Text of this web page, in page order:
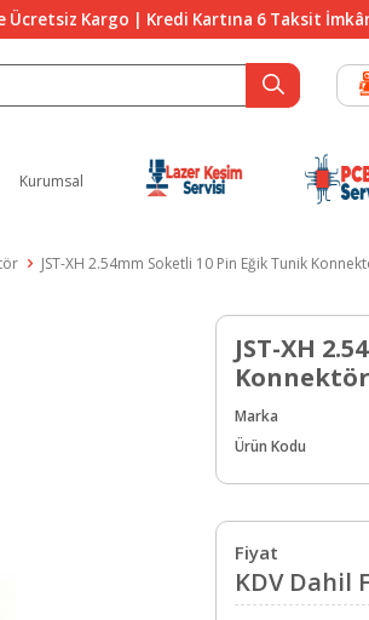
Ücretsiz Kargo | Kredi Kartına 6 Taksit
Kurumsal
JST-XH 2.54mm Soketli 10 Pin Eğik Tunik
JST-XH
Konnektör
Marka
Ürün Kodu
Fiyat
KDV Dahil